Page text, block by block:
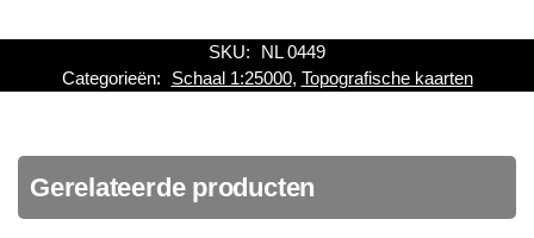
SKU:
NL 0449
Categorieën:
Schaal 1:25000, Topografische kaarten
Gerelateerde producten